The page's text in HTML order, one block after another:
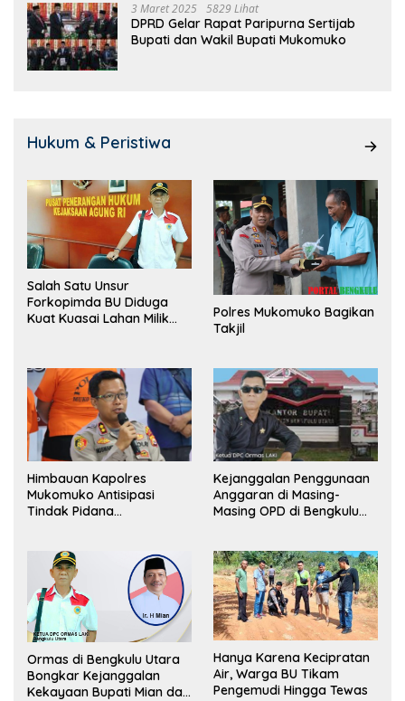
3 Maret 2025 5829 Lihat
DPRD Gelar Rapat Paripurna Sertijab
Bupati dan Wakil Bupati Mukomuko
Hukum & Peristiwa
Salah Satu Unsur
Forkopimda BU Diduga
Kuat Kuasai Lahan Milik
Polres Mukomuko Bagikan
Takjil
Himbauan Kapolres
Mukomuko Antisipasi
Tindak Pidana
Kejanggalan Penggunaan
Anggaran di Masing-
Masing OPD di Bengkulu
Ormas di Bengkulu Utara
Bongkar Kejanggalan
Kekayaan Bupati Mian dan
Hanya Karena Kecipratan
Air, Warga BU Tikam
Pengemudi Hingga Tewas